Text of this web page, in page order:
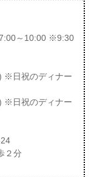
～10:00 ※9:30
※日祝のディナー
※日祝のディナー
２分